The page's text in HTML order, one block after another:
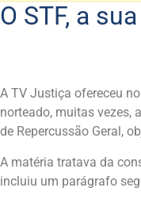
O STF, a
A TV Justiça ofereceu
norteado, muitas vezes,
de Repercussão Geral,
A matéria tratava da
incluiu um parágrafo